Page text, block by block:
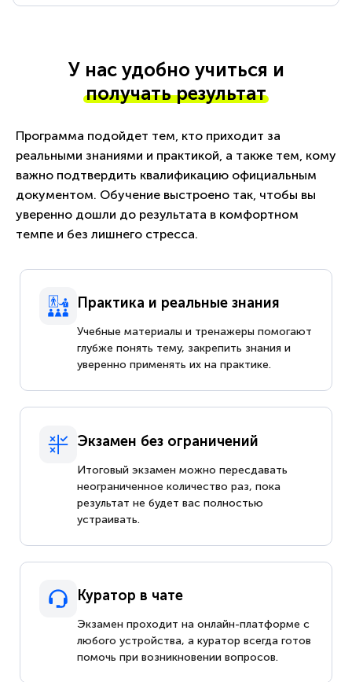
У нас удобно учиться и
получать результат
Программа подойдет тем, кто приходит за
реальными знаниями и практикой, а также тем, кому
важно подтвердить квалификацию официальным
документом. Обучение выстроено так, чтобы вы
уверенно дошли до результата в комфортном
темпе и без лишнего стресса.
Практика и реальные знания
Учебные материалы и тренажеры помогают
глубже понять тему, закрепить знания и
уверенно применять их на практике.
Экзамен без ограничений
Итоговый экзамен можно пересдавать
неограниченное количество раз, пока
результат не будет вас полностью
устраивать.
Куратор в чате
Экзамен проходит на онлайн-платформе с
любого устройства, а куратор всегда готов
помочь при возникновении вопросов.